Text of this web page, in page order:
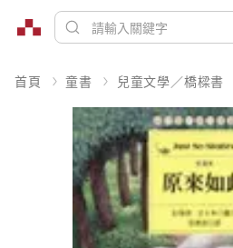
首頁 童書 兒童文學／橋樑書